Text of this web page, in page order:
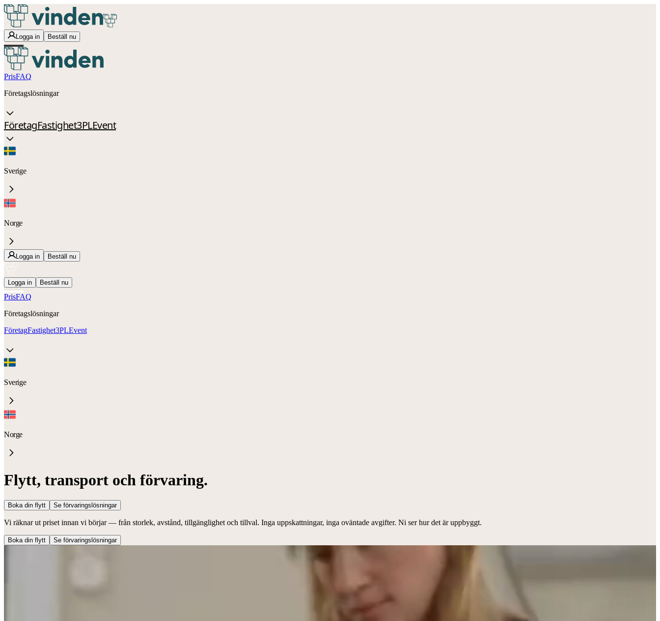
Logga in Beställ nu
PrisFAQ
Företagslösningar
FöretagFastighet3PLEvent
Sverige
Norge
Logga in Beställ nu
Logga in Beställ nu
PrisFAQ
Företagslösningar
FöretagFastighet3PLEvent
Sverige
Norge
Flytt, transport och förvaring.
Boka din flytt Se förvaringslösningar
Vi räknar ut priset innan vi börjar — från storlek, avstånd, tillgänglighet och tillval. Inga uppskattningar, inga oväntade avgifter. Ni ser hur det är uppbyggt.
Boka din flytt Se förvaringslösningar